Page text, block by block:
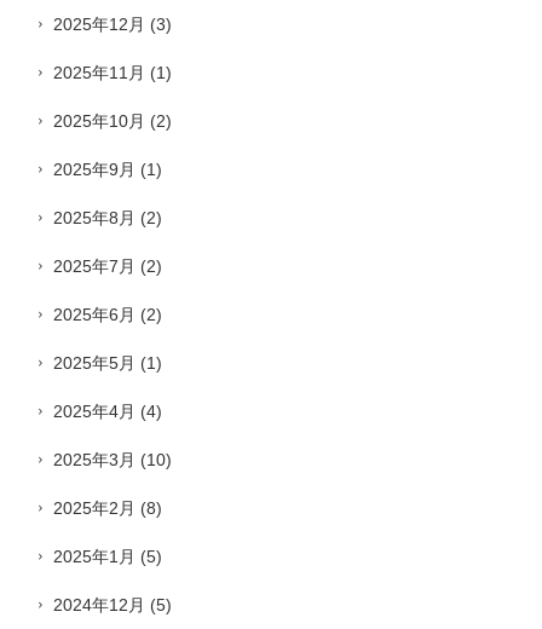
2025年12月 (3)
2025年11月 (1)
2025年10月 (2)
2025年9月 (1)
2025年8月 (2)
2025年7月 (2)
2025年6月 (2)
2025年5月 (1)
2025年4月 (4)
2025年3月 (10)
2025年2月 (8)
2025年1月 (5)
2024年12月 (5)